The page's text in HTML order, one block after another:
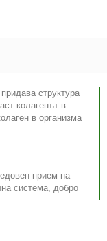
структура
колагенът в
в организма
прием на
система, добро